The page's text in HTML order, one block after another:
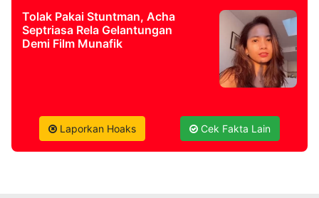
Tolak Pakai Stuntman, Acha
Septriasa Rela Gelantungan
Demi Film Munafik
Laporkan Hoaks Cek Fakta Lain